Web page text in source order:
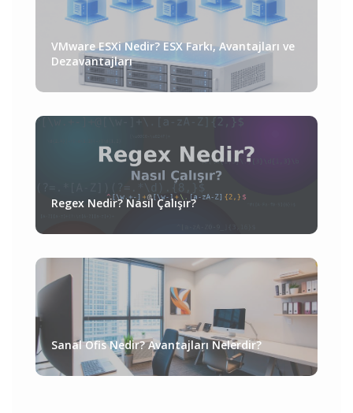
VMware ESXi Nedir? ESX Farkı, Avantajları ve
Dezavantajları
Regex Nedir? Nasıl Çalışır?
Sanal Ofis Nedir? Avantajları Nelerdir?